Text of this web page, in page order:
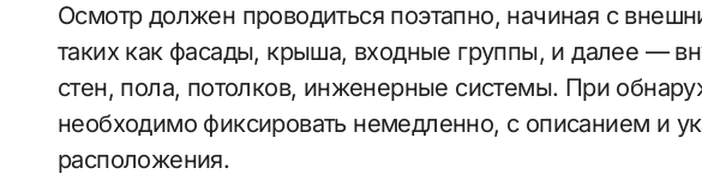
Осмотр должен проводиться поэтапно, начиная с
таких как фасады, крыша, входные группы, и далее —
стен, пола, потолков, инженерные системы. При
необходимо фиксировать немедленно, с описанием и
расположения.